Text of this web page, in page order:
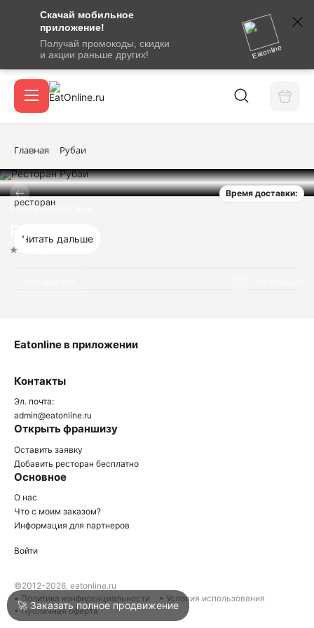
Скачай мобильное
приложение!
Получай промокоды, скидки
и акции раньше других!
Eatonline
сообщение
кодом
подтверждения
Вход / регистрация
Акции
Войти
Написать в техподдержку
Главная Рубаи
Время доставки:
Ресторан-Доставка
Рубаи
ресторан
Читать дальше
Контакты
Эл. почта:
admin@eatonline.ru
Открыть франшизу
Оставить заявку
Добавить ресторан бесплатно
Основное
О нас
Что с моим заказом?
Информация для партнеров
Eatonline в приложении
Войти
©2012-2026, eatonline.ru
• Политика конфиденциальности
• Условия использования
• Публичная оферта
🚀 Заказать полное продвижение